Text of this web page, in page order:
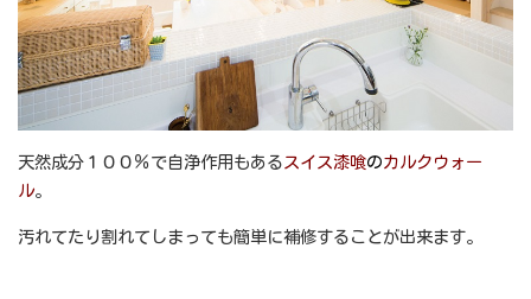
天然成分１００％で自浄作用もある スイス漆喰のカルクウォー
ル。
汚れてたり割れてしまっても簡単に補修することが出来ます。